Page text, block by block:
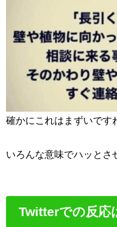
確かにこれはまずいです
いろんな意味でハッとさ
Twitterでの反応